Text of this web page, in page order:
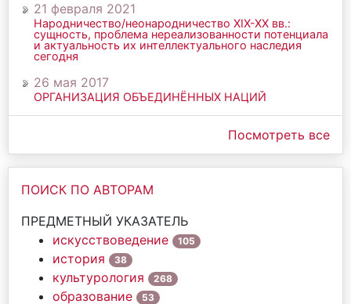
21 февраля 2021
Народничество/неонародничество ХIХ-ХХ вв.:
сущность, проблема нереализованности потенциала
и актуальность их интеллектуального наследия
сегодня
26 мая 2017
ОРГАНИЗАЦИЯ ОБЪЕДИНЁННЫХ НАЦИЙ
Посмотреть все
ПОИСК ПО АВТОРАМ
ПРЕДМЕТНЫЙ УКАЗАТЕЛЬ
искусствоведение
105
история 38
культурология 268
образование 53